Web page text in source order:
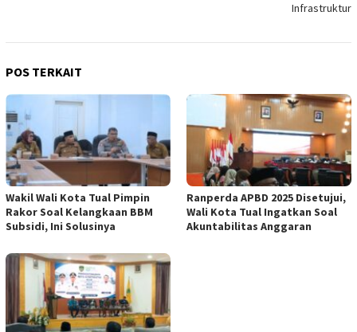
Infrastruktur
POS TERKAIT
Wakil Wali Kota Tual Pimpin
Rakor Soal Kelangkaan BBM
Subsidi, Ini Solusinya
Ranperda APBD 2025 Disetujui,
Wali Kota Tual Ingatkan Soal
Akuntabilitas Anggaran